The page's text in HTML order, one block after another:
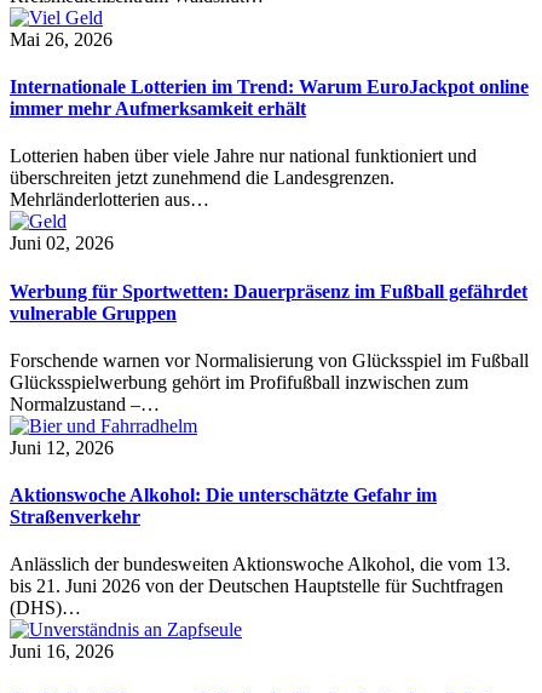
Mai 26, 2026
Internationale Lotterien im Trend: Warum EuroJackpot online
immer mehr Aufmerksamkeit erhält
Lotterien haben über viele Jahre nur national funktioniert und
überschreiten jetzt zunehmend die Landesgrenzen.
Mehrländerlotterien aus…
Juni 02, 2026
Werbung für Sportwetten: Dauerpräsenz im Fußball gefährdet
vulnerable Gruppen
Forschende warnen vor Normalisierung von Glücksspiel im Fußball
Glücksspielwerbung gehört im Profifußball inzwischen zum
Normalzustand –…
Juni 12, 2026
Aktionswoche Alkohol: Die unterschätzte Gefahr im
Straßenverkehr
Anlässlich der bundesweiten Aktionswoche Alkohol, die vom 13.
bis 21. Juni 2026 von der Deutschen Hauptstelle für Suchtfragen
(DHS)…
Juni 16, 2026